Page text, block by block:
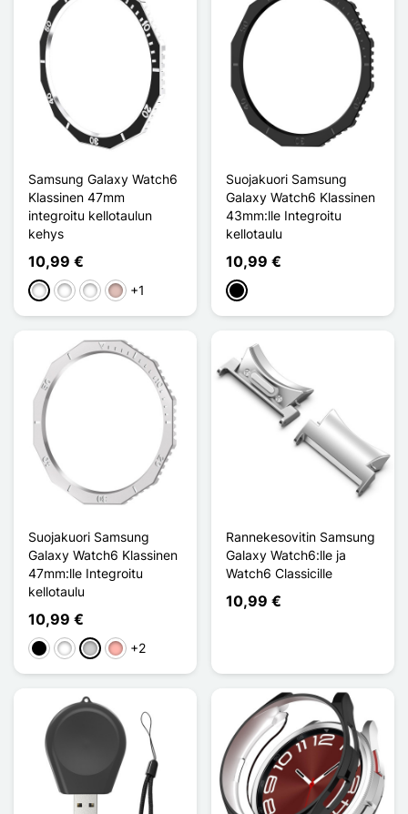
Samsung Galaxy Watch6
Klassinen 47mm
integroitu kellotaulun
kehys
10,99 €
Noir Argenté
Noir Or Rose
Noir DoréOr Rose Bleu
+1
Suojakuori Samsung
Galaxy Watch6 Klassinen
43mm:lle Integroitu
kellotaulu
10,99 €
Musta
Suojakuori Samsung
Galaxy Watch6 Klassinen
47mm:lle Integroitu
kellotaulu
10,99 €
MustaValkoinen
ArgentéOr Rose
+2
Rannekesovitin Samsung
Galaxy Watch6:lle ja
Watch6 Classicille
10,99 €